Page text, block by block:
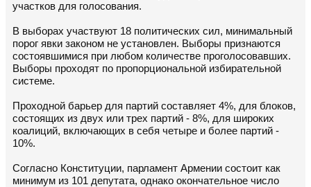
участков для голосования.
В выборах участвуют 18 политических сил, минимальный
порог явки законом не установлен. Выборы признаются
состоявшимися при любом количестве проголосовавших.
Выборы проходят по пропорциональной избирательной
системе.
Проходной барьер для партий составляет 4%, для блоков,
состоящих из двух или трех партий - 8%, для широких
коалиций, включающих в себя четыре и более партий -
10%.
Согласно Конституции, парламент Армении состоит как
минимум из 101 депутата, однако окончательное число